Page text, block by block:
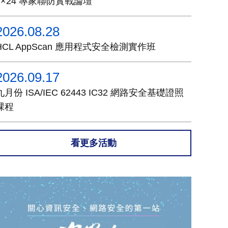
AppScan 應用程式安全檢測實作班
月份 ISA/IEC 62443 IC32 網路安全基礎證照
程
看更多活動